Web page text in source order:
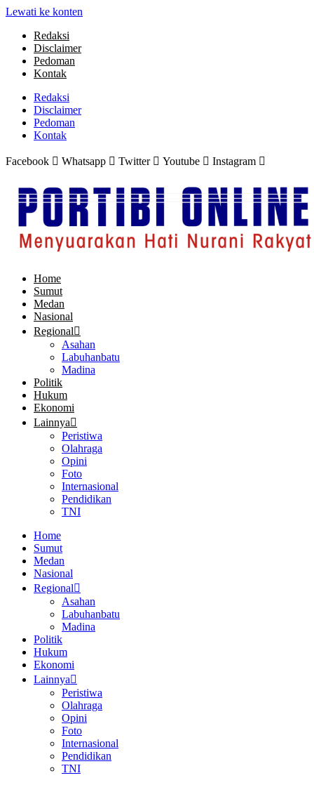
Lewati ke konten
Redaksi
Disclaimer
Pedoman
Kontak
Redaksi
Disclaimer
Pedoman
Kontak
Facebook Whatsapp Twitter Youtube Instagram
Home
Sumut
Medan
Nasional
Regional
Asahan
Labuhanbatu
Madina
Politik
Hukum
Ekonomi
Lainnya
Peristiwa
Olahraga
Opini
Foto
Internasional
Pendidikan
TNI
Home
Sumut
Medan
Nasional
Regional
Asahan
Labuhanbatu
Madina
Politik
Hukum
Ekonomi
Lainnya
Peristiwa
Olahraga
Opini
Foto
Internasional
Pendidikan
TNI